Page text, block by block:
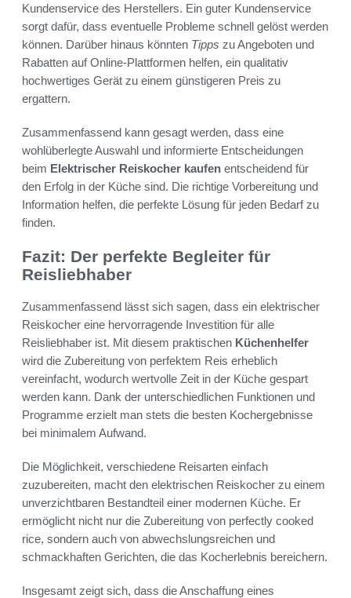
Kundenservice des Herstellers. Ein guter Kundenservice
sorgt dafür, dass eventuelle Probleme schnell gelöst werden
können. Darüber hinaus könnten Tipps zu Angeboten und
Rabatten auf Online-Plattformen helfen, ein qualitativ
hochwertiges Gerät zu einem günstigeren Preis zu
ergattern.
Zusammenfassend kann gesagt werden, dass eine
wohlüberlegte Auswahl und informierte Entscheidungen
beim Elektrischer Reiskocher kaufen entscheidend für
den Erfolg in der Küche sind. Die richtige Vorbereitung und
Information helfen, die perfekte Lösung für jeden Bedarf zu
finden.
Fazit: Der perfekte Begleiter für
Reisliebhaber
Zusammenfassend lässt sich sagen, dass ein elektrischer
Reiskocher eine hervorragende Investition für alle
Reisliebhaber ist. Mit diesem praktischen Küchenhelfer
wird die Zubereitung von perfektem Reis erheblich
vereinfacht, wodurch wertvolle Zeit in der Küche gespart
werden kann. Dank der unterschiedlichen Funktionen und
Programme erzielt man stets die besten Kochergebnisse
bei minimalem Aufwand.
Die Möglichkeit, verschiedene Reisarten einfach
zuzubereiten, macht den elektrischen Reiskocher zu einem
unverzichtbaren Bestandteil einer modernen Küche. Er
ermöglicht nicht nur die Zubereitung von perfectly cooked
rice, sondern auch von abwechslungsreichen und
schmackhaften Gerichten, die das Kocherlebnis bereichern.
Insgesamt zeigt sich, dass die Anschaffung eines